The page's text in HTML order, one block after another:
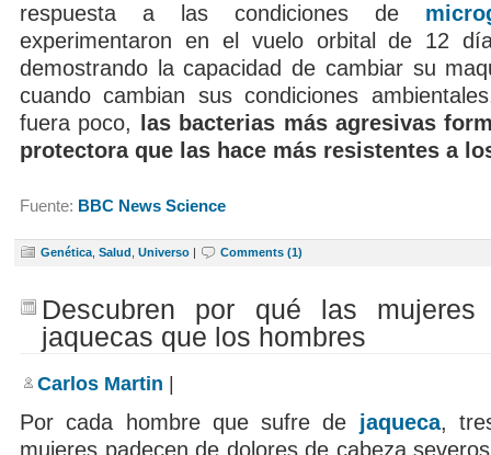
respuesta a las condiciones de
experimentaron en el vuelo orbital de 12
demostrando la capacidad de cambiar su
cuando cambian sus condiciones
fuera poco,
las bacterias más agresivas
protectora que las hace más resistentes a
Fuente: BBC News Science
Genética Salud Universo | Comments (1)
Descubren por qué las mujeres
jaquecas que los hombres
Carlos Martin
Por cada hombre que sufre de jaqueca,
mujeres padecen de dolores de cabeza